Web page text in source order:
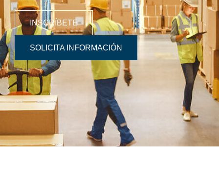
INSCRÍBETE
SOLICITA INFORMACIÓN